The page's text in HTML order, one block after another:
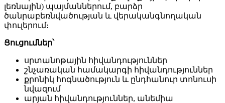
լեռնային) պայմաններում, բարձր
ծանրաբեռնվածության և վերականգնողական
փուլերում։
Ցուցումներ՝
սրտանոթային հիվանդություններ
շնչառական համակարգի հիվանդություններ
քրոնիկ հոգնածություն և ընդհանուր տոնուսի
նվազում
արյան հիվանդություններ, անեմիա